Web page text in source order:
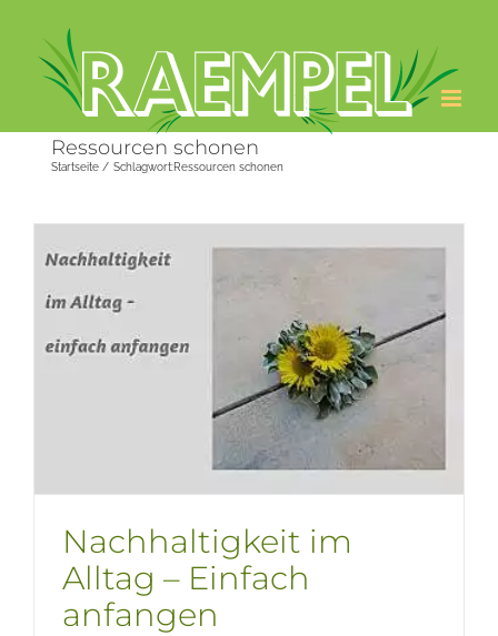
springen
Ressourcen schonen
Startseite Schlagwort:Ressourcen schonen
Nachhaltigkeit im
Alltag – Einfach
anfangen